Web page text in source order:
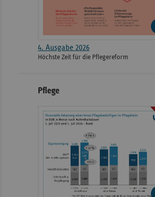
4. Ausgabe 2026
Höchste Zeit für die Pflegereform
Pflege